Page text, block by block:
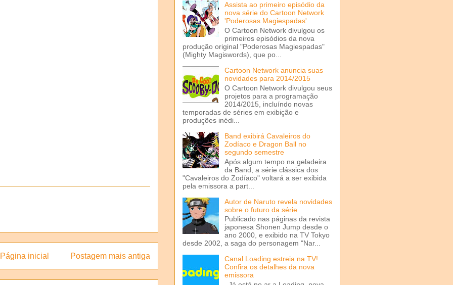
Postagem mais antiga
Página inicial
Assista ao primeiro episódio da
nova série do Cartoon Network
'Poderosas Magiespadas'
O Cartoon Network divulgou os
primeiros episódios da nova
produção original "Poderosas Magiespadas"
(Mighty Magiswords), que po...
Cartoon Network anuncia suas
novidades para 2014/2015
O Cartoon Network divulgou seus
projetos para a programação
2014/2015, incluíndo novas
temporadas de séries em exibição e
produções inédi...
Band exibirá Cavaleiros do
Zodíaco e Dragon Ball no
segundo semestre
Após algum tempo na geladeira
da Band, a série clássica dos
"Cavaleiros do Zodíaco" voltará a ser exibida
pela emissora a part...
Autor de Naruto revela novidades
sobre o futuro da série
Publicado nas páginas da revista
japonesa Shonen Jump desde o
ano 2000, e exibido na TV Tokyo
desde 2002, a saga do personagem "Nar...
Canal Loading estreia na TV!
Confira os detalhes da nova
emissora